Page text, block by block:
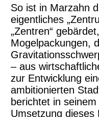
So ist in Marzahn
eigentliches
„Zentren“
Mogelpackungen,
– aus
zur Entwicklung
ambitionierten
berichtet in
Umsetzung dieses